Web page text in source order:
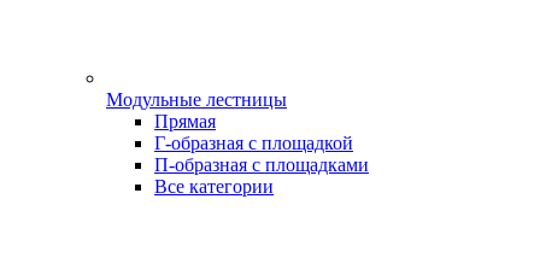
Модульные лестницы
Прямая
Г-образная с площадкой
П-образная с площадками
Все категории